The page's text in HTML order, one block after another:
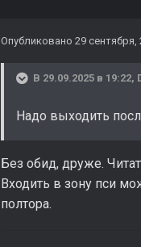
Опубликовано 29 сентября,
В 29.09.2025 в 19:22,
Надо выходить
Без обид, друже.
Входить в зону пси
полтора.